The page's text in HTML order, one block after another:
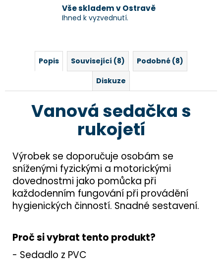
Vše skladem v Ostravě
Ihned k vyzvednutí.
Popis Související (8)
Podobné (8)
Diskuze
Vanová sedačka s
rukojetí
Výrobek se doporučuje osobám se
sníženými fyzickými a motorickými
dovednostmi jako pomůcka při
každodenním fungování při provádění
hygienických činností. Snadné sestavení.
Proč si vybrat tento produkt?
- Sedadlo z PVC